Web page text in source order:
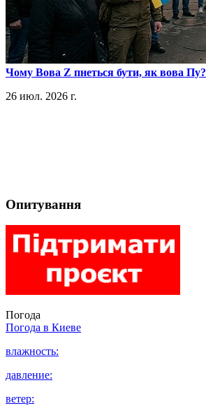
​Чому Вова Z пнеться бути, як вова Пу?
26 июл. 2026 г.
Опитування
Погода
Погода в Киеве
влажность:
давление:
ветер: